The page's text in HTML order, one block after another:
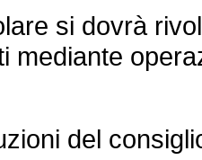
si dovrà
mediante
del